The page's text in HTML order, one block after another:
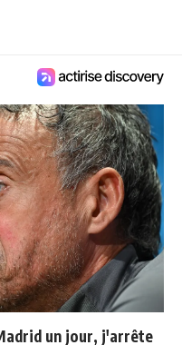
un jour, j'arrête